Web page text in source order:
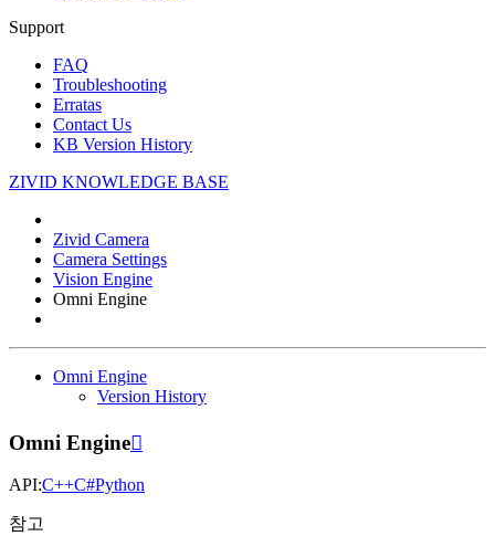
Support
FAQ
Troubleshooting
Erratas
Contact Us
KB Version History
ZIVID KNOWLEDGE BASE
Zivid Camera
Camera Settings
Vision Engine
Omni Engine
Omni Engine
Version History
Omni Engine
API:C++C#Python
참고